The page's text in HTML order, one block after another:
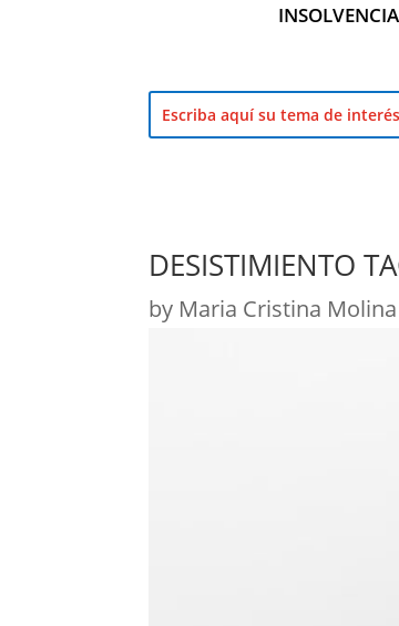
INSOLVENCIA
DESISTIMIENTO
by Maria Cristina